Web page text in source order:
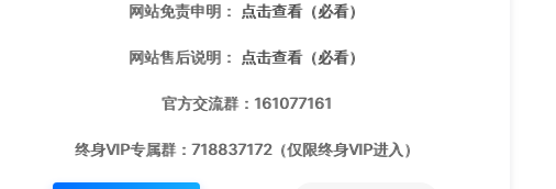
网站免责申明： 点击查看（必看）
网站售后说明： 点击查看（必看）
官方交流群：161077161
终身VIP专属群：718837172（仅限终身VIP进入）